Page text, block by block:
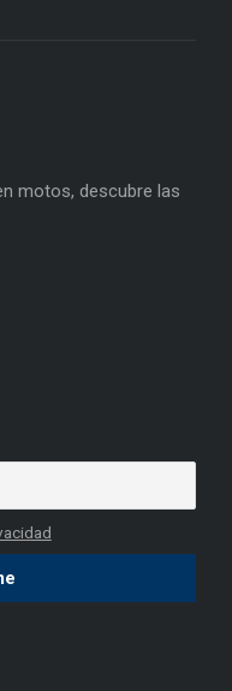
motos, descubre las